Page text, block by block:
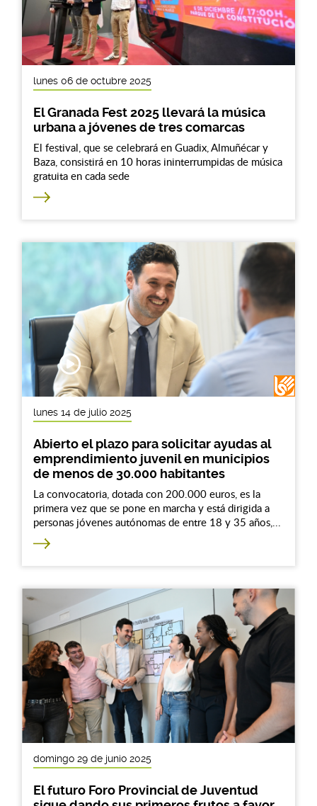
lunes 06 de octubre 2025
El Granada Fest 2025 llevará la música
urbana a jóvenes de tres comarcas
El festival, que se celebrará en Guadix, Almuñécar y
Baza, consistirá en 10 horas ininterrumpidas de música
gratuita en cada sede
lunes 14 de julio 2025
Abierto el plazo para solicitar ayudas al
emprendimiento juvenil en municipios
de menos de 30.000 habitantes
La convocatoria, dotada con 200.000 euros, es la
primera vez que se pone en marcha y está dirigida a
personas jóvenes autónomas de entre 18 y 35 años,...
domingo 29 de junio 2025
El futuro Foro Provincial de Juventud